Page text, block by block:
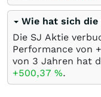
Wie hat sich
Die SJ Aktie
Performance von
von 3 Jahren hat
+500,37 %.